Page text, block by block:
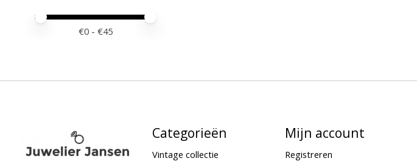
Minimale prijswaarde
Price maximum value
€0 - €45
Categorieën
Vintage collectie
Mijn account
Registreren